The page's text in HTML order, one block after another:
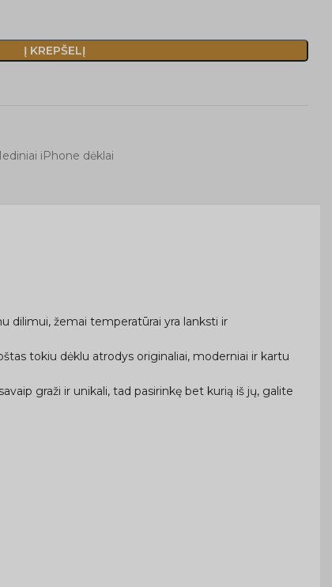
Į KREPŠELĮ
iPhone dėklai
dilimui, žemai temperatūrai yra lanksti ir
tokiu dėklu atrodys originaliai, moderniai ir kartu
graži ir unikali, tad pasirinkę bet kurią iš jų, galite